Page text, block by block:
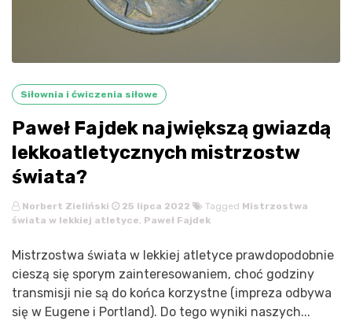
Siłownia i ćwiczenia siłowe
Paweł Fajdek największą gwiazdą
lekkoatletycznych mistrzostw
świata?
Norbert Zieliński 25 lipca 2022 Tagged Mistrzostwa
świata w lekkiej atletyce Paweł Fajdek
Mistrzostwa świata w lekkiej atletyce prawdopodobnie
cieszą się sporym zainteresowaniem, choć godziny
transmisji nie są do końca korzystne (impreza odbywa
się w Eugene i Portland). Do tego wyniki naszych...